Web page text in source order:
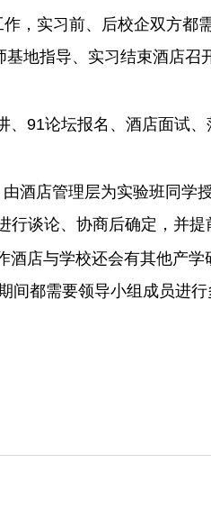
，实习前、后校企双方都
地指导、实习结束酒店
91论坛报名、酒店面试
酒店管理层为实验班同学
谈论、协商后确定，并提
店与学校还会有其他产
都需要领导小组成员进行